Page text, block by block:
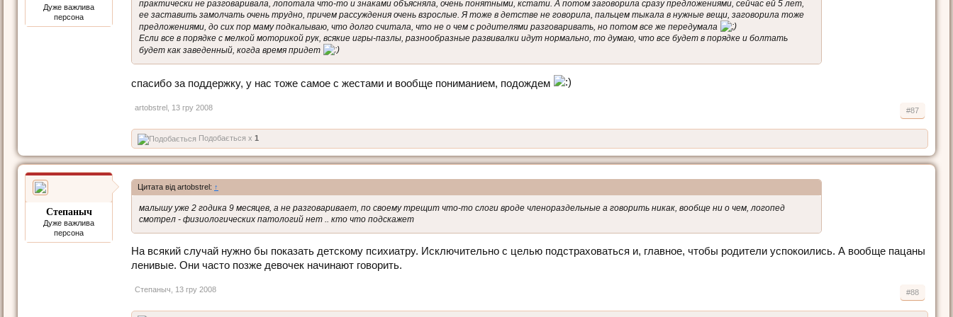
Дуже важлива
персона
практически не разговаривала, лопотала что-то и знаками объясняла, очень понятными, кстати. А потом заговорила сразу предложениями, сейчас ей 5 лет,
ее заставить замолчать очень трудно, причем рассуждения очень взрослые. Я тоже в детстве не говорила, пальцем тыкала в нужные вещи, заговорила тоже
предложениями, до сих пор маму подкалываю, что долго считала, что не о чем с родителями разговаривать, но потом все же передумала
Если все в порядке с мелкой моторикой рук, всякие игры-пазлы, разнообразные развивалки идут нормально, то думаю, что все будет в порядке и болтать
будет как заведенный, когда время придет
спасибо за поддержку, у нас тоже самое с жестами и вообще пониманием, подождем
artobstrel 13 гру 2008 #87
Подобається x 1
Степаныч
Дуже важлива
персона
Цитата від artobstrel: ↑
малышу уже 2 годика 9 месяцев, а не разговаривает, по своему трещит что-то слоги вроде членораздельные а говорить никак, вообще ни о чем, логопед
смотрел - физиологических патологий нет .. кто что подскажет
На всякий случай нужно бы показать детскому психиатру. Исключительно с целью подстраховаться и, главное, чтобы родители успокоились. А вообще пацаны
ленивые. Они часто позже девочек начинают говорить.
Степаныч 13 гру 2008 #88